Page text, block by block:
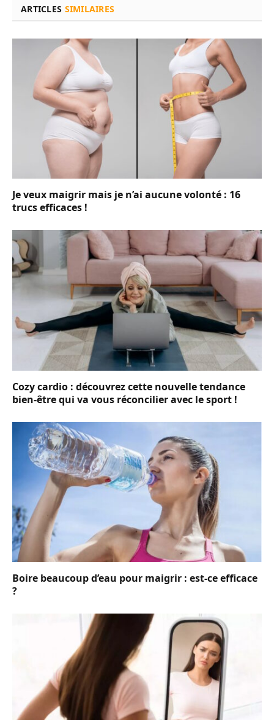
ARTICLES SIMILAIRES
Je veux maigrir mais je n’ai aucune volonté : 16
trucs efficaces !
Cozy cardio : découvrez cette nouvelle tendance
bien-être qui va vous réconcilier avec le sport !
Boire beaucoup d’eau pour maigrir : est-ce efficace
?